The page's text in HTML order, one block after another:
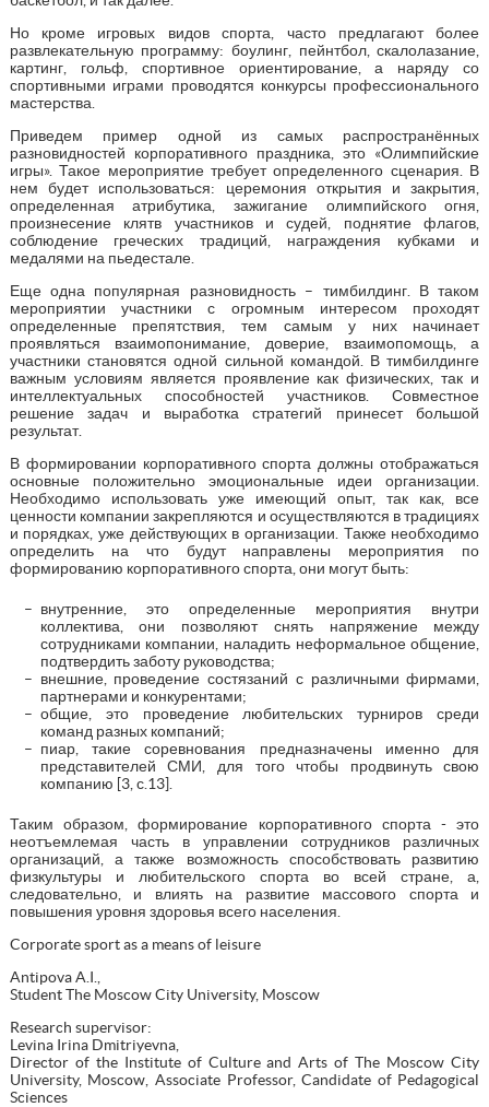
Но кроме игровых видов спорта, часто предлагают более
развлекательную программу: боулинг, пейнтбол, скалолазание,
картинг, гольф, спортивное ориентирование, а наряду со
спортивными играми проводятся конкурсы профессионального
мастерства.
Приведем пример одной из самых распространённых
разновидностей корпоративного праздника, это «Олимпийские
игры». Такое мероприятие требует определенного сценария. В
нем будет использоваться: церемония открытия и закрытия,
определенная атрибутика, зажигание олимпийского огня,
произнесение клятв участников и судей, поднятие флагов,
соблюдение греческих традиций, награждения кубками и
медалями на пьедестале.
Еще одна популярная разновидность – тимбилдинг. В таком
мероприятии участники с огромным интересом проходят
определенные препятствия, тем самым у них начинает
проявляться взаимопонимание, доверие, взаимопомощь, а
участники становятся одной сильной командой. В тимбилдинге
важным условиям является проявление как физических, так и
интеллектуальных способностей участников. Совместное
решение задач и выработка стратегий принесет большой
результат.
В формировании корпоративного спорта должны отображаться
основные положительно эмоциональные идеи организации.
Необходимо использовать уже имеющий опыт, так как, все
ценности компании закрепляются и осуществляются в традициях
и порядках, уже действующих в организации. Также необходимо
определить на что будут направлены мероприятия по
формированию корпоративного спорта, они могут быть:
внутренние, это определенные мероприятия внутри
коллектива, они позволяют снять напряжение между
сотрудниками компании, наладить неформальное общение,
подтвердить заботу руководства;
внешние, проведение состязаний с различными фирмами,
партнерами и конкурентами;
общие, это проведение любительских турниров среди
команд разных компаний;
пиар, такие соревнования предназначены именно для
представителей СМИ, для того чтобы продвинуть свою
компанию [3, с.13].
Таким образом, формирование корпоративного спорта - это
неотъемлемая часть в управлении сотрудников различных
организаций, а также возможность способствовать развитию
физкультуры и любительского спорта во всей стране, а,
следовательно, и влиять на развитие массового спорта и
повышения уровня здоровья всего населения.
Corporate sport as a means of leisure
Antipova A.I.,
Student The Moscow City University, Moscow
Research supervisor:
Levina Irina Dmitriyevna,
Director of the Institute of Culture and Arts of The Moscow City
University, Moscow, Associate Professor, Candidate of Pedagogical
Sciences